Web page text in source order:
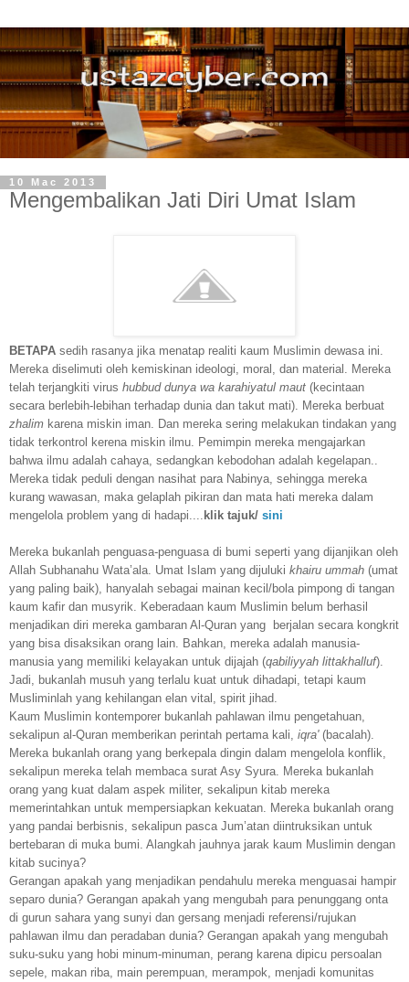
10 Mac 2013
Mengembalikan Jati Diri Umat Islam
BETAPA sedih rasanya jika menatap realiti kaum Muslimin dewasa ini.
Mereka diselimuti oleh kemiskinan ideologi, moral, dan material. Mereka
telah terjangkiti virus hubbud dunya wa karahiyatul maut (kecintaan
secara berlebih-lebihan terhadap dunia dan takut mati). Mereka berbuat
zhalim karena miskin iman. Dan mereka sering melakukan tindakan yang
tidak terkontrol kerena miskin ilmu. Pemimpin mereka mengajarkan
bahwa ilmu adalah cahaya, sedangkan kebodohan adalah kegelapan..
Mereka tidak peduli dengan nasihat para Nabinya, sehingga mereka
kurang wawasan, maka gelaplah pikiran dan mata hati mereka dalam
mengelola problem yang di hadapi.... klik tajuk/ sini
Mereka bukanlah penguasa-penguasa di bumi seperti yang dijanjikan oleh
Allah Subhanahu Wata’ala. Umat Islam yang dijuluki khairu ummah (umat
yang paling baik), hanyalah sebagai mainan kecil/bola pimpong di tangan
kaum kafir dan musyrik. Keberadaan kaum Muslimin belum berhasil
menjadikan diri mereka gambaran Al-Quran yang berjalan secara kongkrit
yang bisa disaksikan orang lain. Bahkan, mereka adalah manusia-
manusia yang memiliki kelayakan untuk dijajah (qabiliyyah littakhalluf).
Jadi, bukanlah musuh yang terlalu kuat untuk dihadapi, tetapi kaum
Musliminlah yang kehilangan elan vital, spirit jihad.
Kaum Muslimin kontemporer bukanlah pahlawan ilmu pengetahuan,
sekalipun al-Quran memberikan perintah pertama kali, iqra'(bacalah).
Mereka bukanlah orang yang berkepala dingin dalam mengelola konflik,
sekalipun mereka telah membaca surat Asy Syura. Mereka bukanlah
orang yang kuat dalam aspek militer, sekalipun kitab mereka
memerintahkan untuk mempersiapkan kekuatan. Mereka bukanlah orang
yang pandai berbisnis, sekalipun pasca Jum’atan diintruksikan untuk
bertebaran di muka bumi. Alangkah jauhnya jarak kaum Muslimin dengan
kitab sucinya?
Gerangan apakah yang menjadikan pendahulu mereka menguasai hampir
separo dunia? Gerangan apakah yang mengubah para penunggang onta
di gurun sahara yang sunyi dan gersang menjadi referensi/rujukan
pahlawan ilmu dan peradaban dunia? Gerangan apakah yang mengubah
suku-suku yang hobi minum-minuman, perang karena dipicu persoalan
sepele, makan riba, main perempuan, merampok, menjadi komunitas